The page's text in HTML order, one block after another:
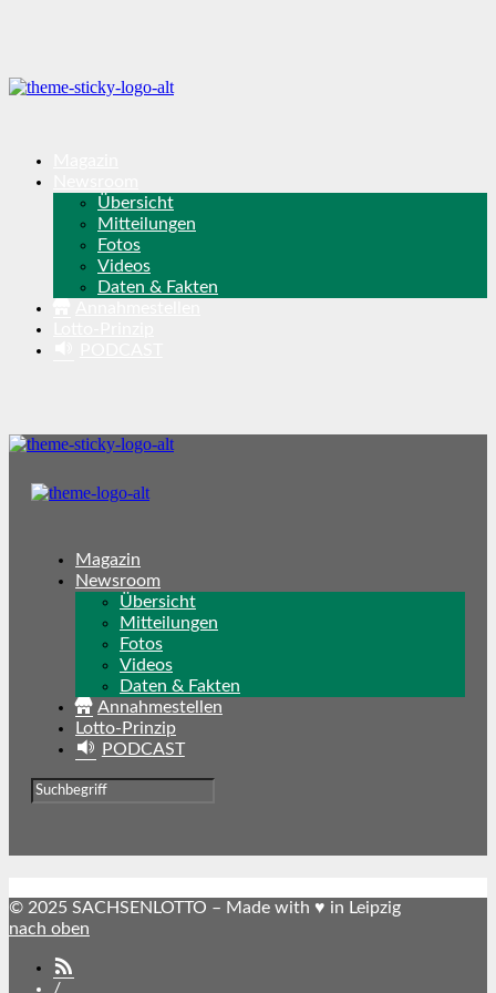
Übersicht
Mitteilungen
Fotos
Videos
Daten & Fakten
Magazin
Newsroom
Übersicht
Mitteilungen
Fotos
Videos
Daten & Fakten
Annahmestellen
Lotto-Prinzip
PODCAST
© 2025 SACHSENLOTTO – Made with ♥ in Leipzig
nach oben
/